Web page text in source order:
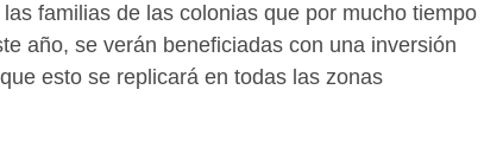
familias de las colonias que por mucho tiempo
año, se verán beneficiadas con una inversión
esto se replicará en todas las zonas